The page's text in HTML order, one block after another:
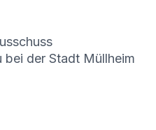
der Stadt Müllheim